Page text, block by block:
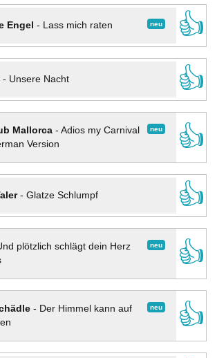
neu
Engel - Lass mich raten
👍
- Unsere Nacht
👍
neu
Mallorca- Adios my Carnival
Version
👍
- Glatze Schlumpf
👍
neu
plötzlich schlägt dein Herz
👍
neu
- Der Himmel kann auf
👍